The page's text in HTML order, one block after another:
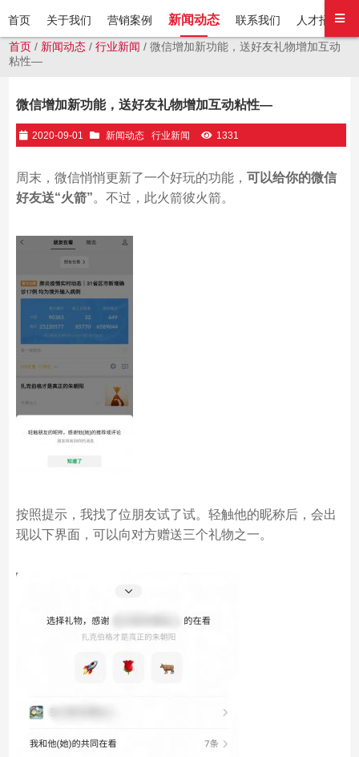
首页 关于我们 营销案例 新闻动态 联系我们 人才招聘
首页 / 新闻动态 /行业新闻 / 微信增加新功能，送好友礼物增加互动
粘性—
微信增加新功能，送好友礼物增加互动粘性—
2020-09-01 新闻动态 行业新闻 1331
周末，微信悄悄更新了一个好玩的功能， 可以给你的微信
好友送“火箭”。不过，此火箭彼火箭。
按照提示，我找了位朋友试了试。轻触他的昵称后，会出
现以下界面，可以向对方赠送三个礼物之一。